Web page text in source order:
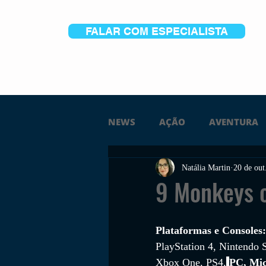
FALAR COM ESPECIALISTA
NEWS AÇÃO AVENTURA
FICÇÃO TERROR PC
9 Monkeys
Natália Martin 20 de
Plataformas e Consoles:
PlayStation 4, Nintendo
Xbox One, PS4, PC,